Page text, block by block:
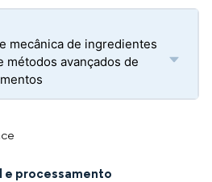
mecânica de ingredientes
métodos avançados de
e processamento